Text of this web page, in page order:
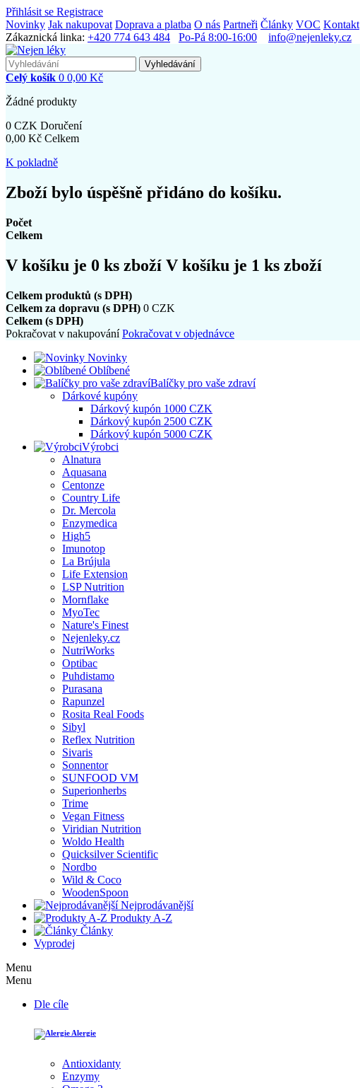
Přihlásit se Registrace
Novinky Jak nakupovat Doprava a platba O nás Partneři Články VOC Kontakt
Zákaznická linka: +420 774 643 484 Po-Pá 8:00-16:00 info@nejenleky.cz
Vyhledávání
Celý košík 0 0,00 Kč
Žádné produkty
0 CZK Doručení
0,00 Kč Celkem
K pokladně
Zboží bylo úspěšně přidáno do košíku.
Počet
Celkem
V košíku je 0 ks zboží V košíku je 1 ks zboží
Celkem produktů (s DPH)
Celkem za dopravu (s DPH) 0 CZK
Celkem (s DPH)
Pokračovat v nakupováníPokračovat v objednávce
Novinky
Oblíbené
Balíčky pro vaše zdraví
Dárkové kupóny
Dárkový kupón 1000 CZK
Dárkový kupón 2500 CZK
Dárkový kupón 5000 CZK
Výrobci
Alnatura
Aquasana
Centonze
Country Life
Dr. Mercola
Enzymedica
High5
Imunotop
La Brújula
Life Extension
LSP Nutrition
Mornflake
MyoTec
Nature's Finest
Nejenleky.cz
NutriWorks
Optibac
Puhdistamo
Purasana
Rapunzel
Rosita Real Foods
Sibyl
Reflex Nutrition
Sivaris
Sonnentor
SUNFOOD VM
Superionherbs
Trime
Vegan Fitness
Viridian Nutrition
Woldo Health
Quicksilver Scientific
Nordbo
Wild & Coco
WoodenSpoon
Nejprodávanější
Produkty A-Z
Články
Vyprodej
Menu
Menu
Dle cíle
Alergie
Antioxidanty
Enzymy